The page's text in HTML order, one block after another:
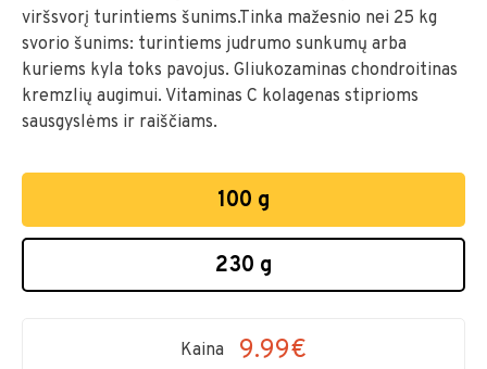
viršsvorį turintiems šunims.Tinka mažesnio nei 25 kg
svorio šunims: turintiems judrumo sunkumų arba
kuriems kyla toks pavojus. Gliukozaminas chondroitinas
kremzlių augimui. Vitaminas C kolagenas stiprioms
sausgyslėms ir raiščiams.
100 g
230 g
Kaina 9.99€